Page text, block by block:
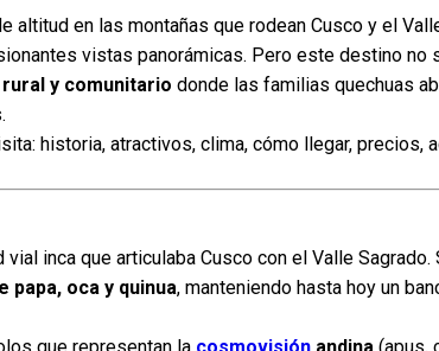
altitud en las montañas que rodean Cusco y el
vistas panorámicas. Pero este destino no
y comunitario donde las familias quechuas
historia, atractivos, clima, cómo llegar, precios,
vial inca que articulaba Cusco con el Valle Sagrado.
papa, oca y quinua, manteniendo hasta hoy un